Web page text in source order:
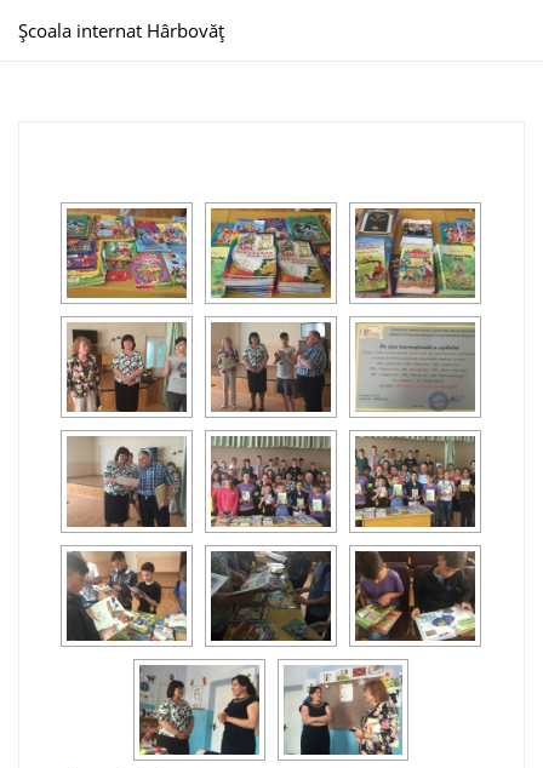
Școala internat Hârbovăț